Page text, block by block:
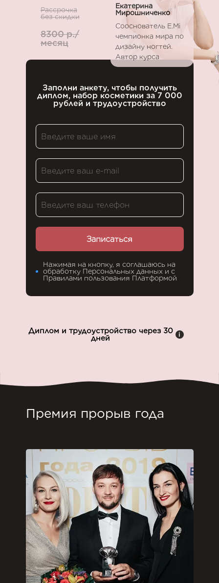
Рассрочка
без скидки
8300 р./
месяц
Заполни анкету, чтобы получить
диплом, набор косметики за 7 000
рублей и трудоустройство
Записаться
Нажимая на кнопку, я соглашаюсь на
обработку Персональных данных и с
Правилами пользования Платформой
Диплом и трудоустройство через 30
дней
i
Екатерина
Мирошниченко
Сооснователь E.Mi
чемпионка мира по
дизайну ногтей.
Автор курса
Премия прорыв года